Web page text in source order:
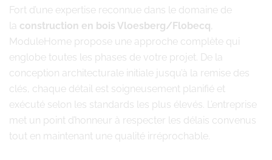
Fort d’une expertise reconnue dans le domaine de
la construction en bois Vloesberg/Flobecq
ModuleHome propose une approche complète qui
englobe toutes les phases de votre projet. De la
conception architecturale initiale jusqu’à la remise des
clés, chaque détail est soigneusement planifié et
exécuté selon les standards les plus élevés. L’entreprise
met un point d’honneur à respecter les délais convenus
tout en maintenant une qualité irréprochable.